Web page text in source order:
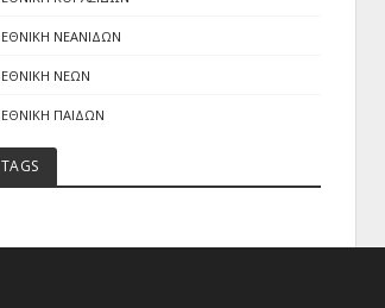
ΕΘΝΙΚΗ ΝΕΑΝΙΔΩΝ
ΕΘΝΙΚΗ ΝΕΩΝ
ΕΘΝΙΚΗ ΠΑΙΔΩΝ
TAGS